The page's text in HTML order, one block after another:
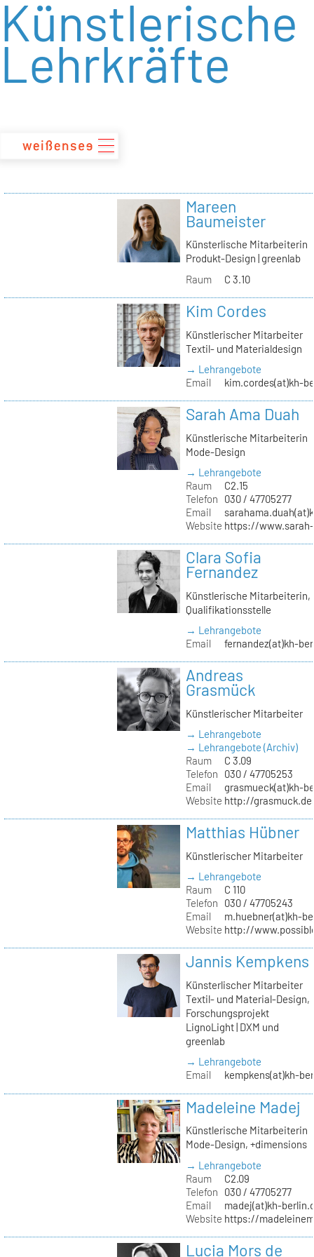
zum
Inhalt
Künstlerische
Lehrkräfte
Mareen
Baumeister
Künsterlische Mitarbeiterin
Produkt-Design | greenlab
Raum
C 3.10
Kim Cordes
Künstlerischer Mitarbeiter
Textil- und Materialdesign
→ Lehrangebote
Email
kim.cordes(at)kh-
Sarah Ama Duah
Künstlerische Mitarbeiterin
Mode-Design
→ Lehrangebote
Raum
C2.15
Telefon
030 / 47705277
Email
Website https://
Clara Sofia
Fernandez
Künstlerische Mitarbeiterin,
Qualifikationsstelle
→ Lehrangebote
Email
fernandez(at)kh-
Andreas
Grasmück
Künstlerischer Mitarbeiter
→ Lehrangebote
→ Lehrangebote (Archiv)
Raum
C 3.09
Telefon
030 / 47705253
Email
grasmueck(at)kh-
Website http://
Matthias Hübner
Künstlerischer Mitarbeiter
→ Lehrangebote
Raum
C 110
Telefon
030 / 47705243
Email
m.huebner(at)kh-
Website http://
Jannis Kempkens
Künsterlischer Mitarbeiter
Textil- und Material-Design,
Forschungsprojekt
LignoLight | DXM und
greenlab
→ Lehrangebote
Email
kempkens(at)kh-
Madeleine Madej
Künstlerische Mitarbeiterin
Mode-Design, +dimensions
→ Lehrangebote
Raum
C2.09
Telefon
030 / 47705277
Email
madej(at)kh-
Website https://
Lucia Mors de